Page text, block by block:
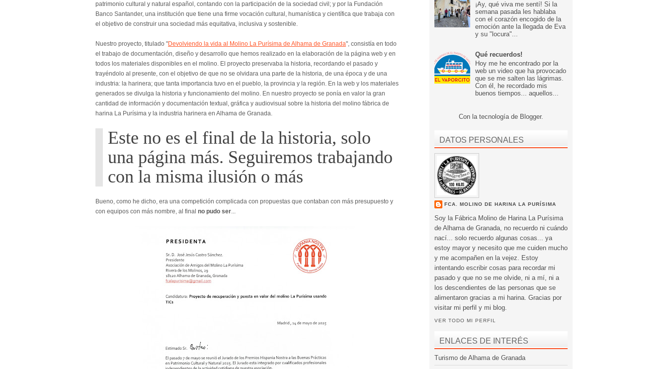
patrimonio cultural y natural español, contando con la participación de la sociedad civil; y por la Fundación
Banco Santander, una institución que tiene una firme vocación cultural, humanística y científica que trabaja con
el objetivo de construir una sociedad más equitativa, inclusiva y sostenible.
Nuestro proyecto, titulado "Devolviendo la vida al Molino La Purísima de Alhama de Granada", consistía en todo
el trabajo de documentación, diseño y desarrollo que hemos realizado en la elaboración de la página web y en
todos los materiales disponibles en el molino. El proyecto preservaba la historia, recordando el pasado y
trayéndolo al presente, con el objetivo de que no se olvidara una parte de la historia, de una época y de una
industria: la harinera; que tanta importancia tuvo en el pueblo, la provincia y la región. En la web y los materiales
generados se divulga la historia y funcionamiento del molino. En nuestro proyecto se ponía en valor la gran
cantidad de información y documentación textual, gráfica y audiovisual sobre la historia del molino fábrica de
harina La Purísima y la industria harinera en Alhama de Granada.
Este no es el final de la historia, solo
una página más. Seguiremos trabajando
con la misma ilusión o más
Bueno, como he dicho, era una competición complicada con propuestas que contaban con más presupuesto y
con equipos con más nombre, al final no pudo ser...
¡Ay, qué viva me sentí! Si la
semana pasada les hablaba
con el corazón encogido de la
emoción ante la llegada de Eva
y su "locura"...
Qué recuerdos!
Hoy me he encontrado por la
web un video que ha provocado
que se me salten las lágrimas.
Con él, he recordado mis
buenos tiempos... aquellos...
Con la tecnología de Blogger.
DATOS PERSONALES
FCA. MOLINO DE HARINA LA PURÍSIMA
Soy la Fábrica Molino de Harina La Purísima
de Alhama de Granada, no recuerdo ni cuándo
nací... solo recuerdo algunas cosas... ya
estoy mayor y necesito que me cuiden mucho
y me acompañen en la vejez. Estoy
intentando escribir cosas para recordar mi
pasado y que no se me olvide, ni a mí, ni a
los descendientes de las personas que se
alimentaron gracias a mi harina. Gracias por
visitar mi perfil y mi blog.
VER TODO MI PERFIL
ENLACES DE INTERÉS
Turismo de Alhama de Granada